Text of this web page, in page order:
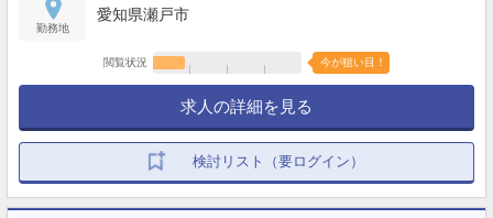
勤務地
愛知県瀬戸市
閲覧状況 今が狙い目！
求人の詳細を見る
検討リスト（要ログイン）